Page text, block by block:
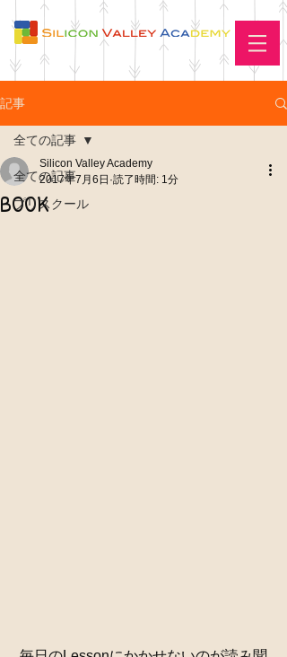
記事
全ての記事
プリスクール
全ての記事
BOOK
Silicon Valley Academy
2017年7月6日 読了時間: 1分